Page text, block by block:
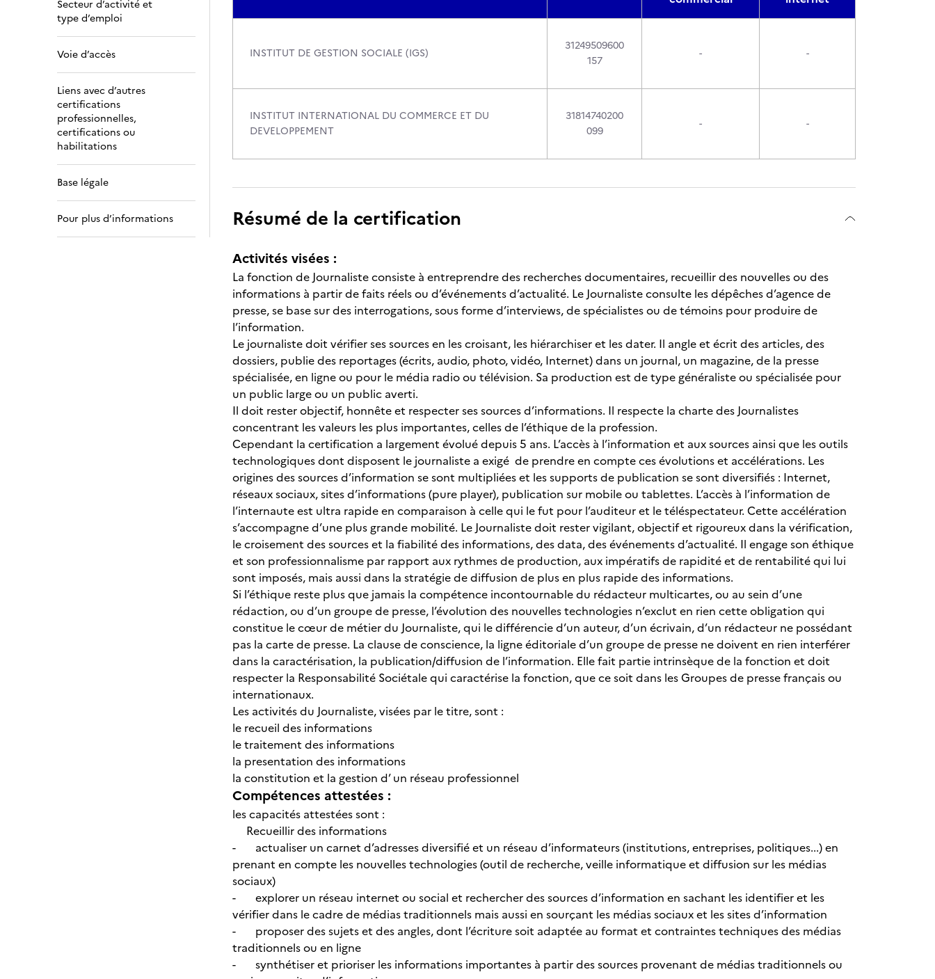
Secteur d’activité et
type d’emploi
Voie d’accès
Liens avec d’autres
certifications
professionnelles,
certifications ou
habilitations
Base légale
Pour plus d’informations
INSTITUT DE GESTION SOCIALE (IGS)
31249509600
157
- -
INSTITUT INTERNATIONAL DU COMMERCE ET DU
DEVELOPPEMENT
31814740200
099
- -
Résumé de la certification
Activités visées :
La fonction de Journaliste consiste à entreprendre des recherches documentaires, recueillir des nouvelles ou des
informations à partir de faits réels ou d’événements d’actualité. Le Journaliste consulte les dépêches d’agence de
presse, se base sur des interrogations, sous forme d’interviews, de spécialistes ou de témoins pour produire de
l’information.
Le journaliste doit vérifier ses sources en les croisant, les hiérarchiser et les dater. Il angle et écrit des articles, des
dossiers, publie des reportages (écrits, audio, photo, vidéo, Internet) dans un journal, un magazine, de la presse
spécialisée, en ligne ou pour le média radio ou télévision. Sa production est de type généraliste ou spécialisée pour
un public large ou un public averti.
Il doit rester objectif, honnête et respecter ses sources d’informations. Il respecte la charte des Journalistes
concentrant les valeurs les plus importantes, celles de l’éthique de la profession.
Cependant la certification a largement évolué depuis 5 ans. L’accès à l’information et aux sources ainsi que les outils
technologiques dont disposent le journaliste a exigé de prendre en compte ces évolutions et accélérations. Les
origines des sources d’information se sont multipliées et les supports de publication se sont diversifiés : Internet,
réseaux sociaux, sites d’informations (pure player), publication sur mobile ou tablettes. L’accès à l’information de
l’internaute est ultra rapide en comparaison à celle qui le fut pour l’auditeur et le téléspectateur. Cette accélération
s’accompagne d’une plus grande mobilité. Le Journaliste doit rester vigilant, objectif et rigoureux dans la vérification,
le croisement des sources et la fiabilité des informations, des data, des événements d’actualité. Il engage son éthique
et son professionnalisme par rapport aux rythmes de production, aux impératifs de rapidité et de rentabilité qui lui
sont imposés, mais aussi dans la stratégie de diffusion de plus en plus rapide des informations.
Si l’éthique reste plus que jamais la compétence incontournable du rédacteur multicartes, ou au sein d’une
rédaction, ou d’un groupe de presse, l’évolution des nouvelles technologies n’exclut en rien cette obligation qui
constitue le cœur de métier du Journaliste, qui le différencie d’un auteur, d’un écrivain, d’un rédacteur ne possédant
pas la carte de presse. La clause de conscience, la ligne éditoriale d’un groupe de presse ne doivent en rien interférer
dans la caractérisation, la publication/diffusion de l’information. Elle fait partie intrinsèque de la fonction et doit
respecter la Responsabilité Sociétale qui caractérise la fonction, que ce soit dans les Groupes de presse français ou
internationaux.
Les activités du Journaliste, visées par le titre, sont :
le recueil des informations
le traitement des informations
la presentation des informations
la constitution et la gestion d’ un réseau professionnel
Compétences attestées :
les capacités attestées sont :
Recueillir des informations
- actualiser un carnet d’adresses diversifié et un réseau d’informateurs (institutions, entreprises, politiques...) en
prenant en compte les nouvelles technologies (outil de recherche, veille informatique et diffusion sur les médias
sociaux)
- explorer un réseau internet ou social et rechercher des sources d’information en sachant les identifier et les
vérifier dans le cadre de médias traditionnels mais aussi en sourçant les médias sociaux et les sites d’information
- proposer des sujets et des angles, dont l’écriture soit adaptée au format et contraintes techniques des médias
traditionnels ou en ligne
- synthétiser et prioriser les informations importantes à partir des sources provenant de médias traditionnels ou